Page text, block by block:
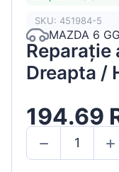
SKU: 451984-5
MAZDA 6
Reparație
Dreapta /
194.69